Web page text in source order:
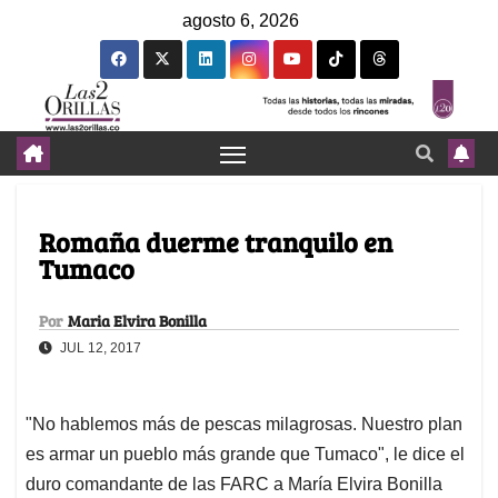
agosto 6, 2026
Romaña duerme tranquilo en
Tumaco
Por Maria Elvira Bonilla
JUL 12, 2017
"No hablemos más de pescas milagrosas. Nuestro plan
es armar un pueblo más grande que Tumaco", le dice el
duro comandante de las FARC a María Elvira Bonilla